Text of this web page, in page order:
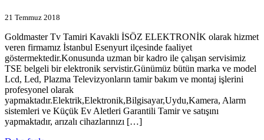
21 Temmuz 2018
Goldmaster Tv Tamiri Kavakli İSÖZ ELEKTRONİK olarak hizmet
veren firmamız İstanbul Esenyurt ilçesinde faaliyet
göstermektedir.Konusunda uzman bir kadro ile çalışan servisimiz
TSE belgeli bir elektronik servistir.Günümüz bütün marka ve model
Lcd, Led, Plazma Televizyonların tamir bakım ve montaj işlerini
profesyonel olarak
yapmaktadır.Elektrik,Elektronik,Bilgisayar,Uydu,Kamera, Alarm
sistemleri ve Küçük Ev Aletleri Garantili Tamir ve satışını
yapmaktadır, arızalı cihazlarınızı […]